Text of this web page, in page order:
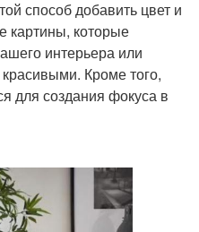
способ добавить цвет и
картины, которые
интерьера или
Кроме того,
для создания фокуса в